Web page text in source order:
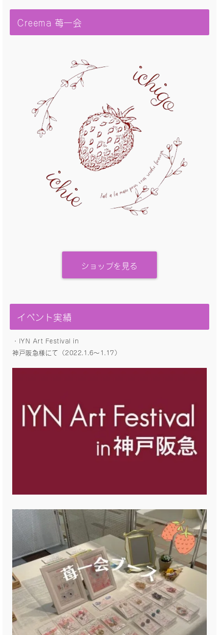
Creema 苺一会
ショップを見る
イベント実績
・IYN Art Festival in
神戸阪急様にて（2022.1.6〜1.17）